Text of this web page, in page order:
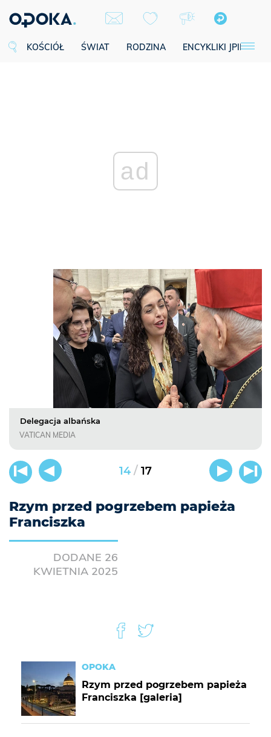
KOŚCIÓŁ ŚWIAT RODZINA ENCYKLIKI JPII
ad
Delegacja albańska
VATICAN MEDIA
14 / 17
Rzym przed pogrzebem papieża
Franciszka
DODANE 26
KWIETNIA 2025
OPOKA
Rzym przed pogrzebem papieża
Franciszka [galeria]